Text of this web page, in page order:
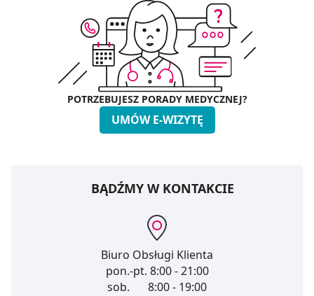
POTRZEBUJESZ PORADY MEDYCZNEJ?
UMÓW E-WIZYTĘ
BĄDŹMY W KONTAKCIE
Biuro Obsługi Klienta
pon.-pt. 8:00 - 21:00
sob.
8:00 - 19:00